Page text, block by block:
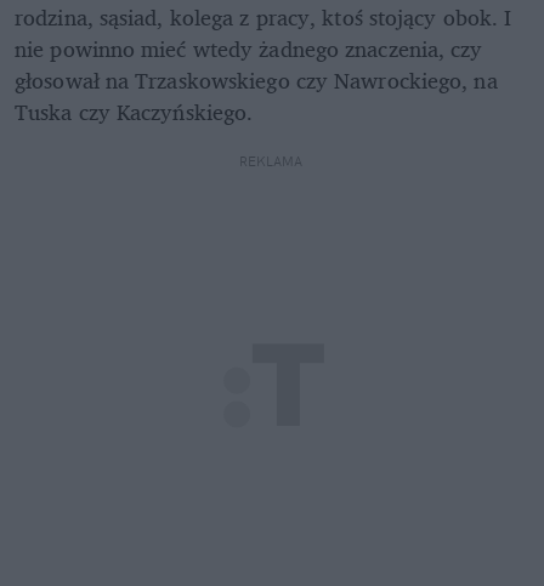
rodzina, sąsiad, kolega z pracy, ktoś stojący obok. I
nie powinno mieć wtedy żadnego znaczenia, czy
głosował na Trzaskowskiego czy Nawrockiego, na
Tuska czy Kaczyńskiego.
REKLAMA